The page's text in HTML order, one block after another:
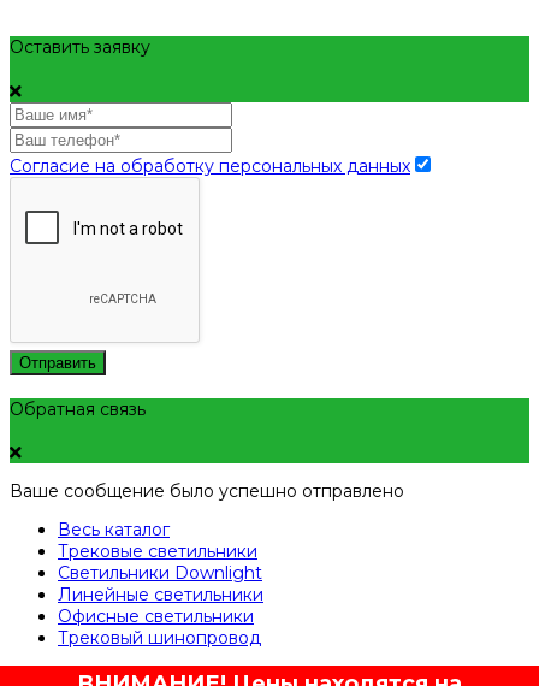
Оставить заявку
Согласие на обработку персональных данных
Отправить
Обратная связь
Ваше сообщение было успешно отправлено
Весь каталог
Трековые светильники
Светильники Downlight
Линейные светильники
Офисные светильники
Трековый шинопровод